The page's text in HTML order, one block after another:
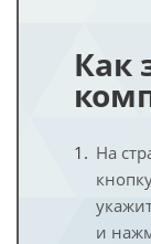
Как
На
и